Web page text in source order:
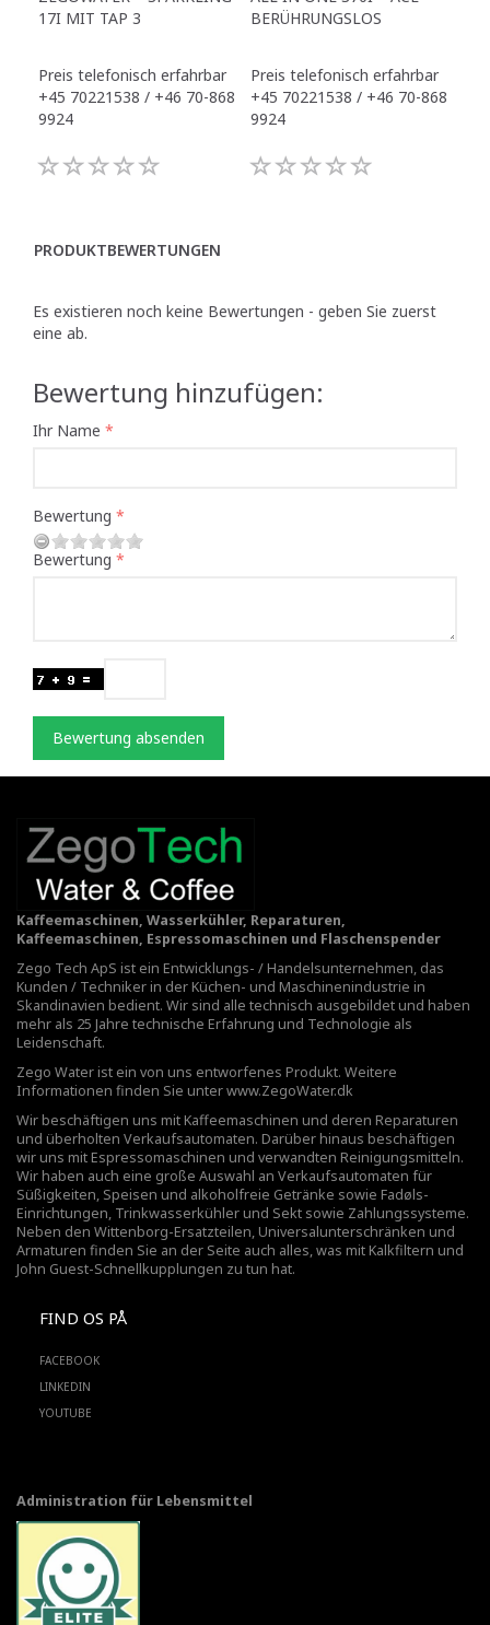
17I MIT TAP 3
Preis telefonisch erfahrbar
+45 70221538 / +46 70-868
9924
BERÜHRUNGSLOS
Preis telefonisch erfahrbar
+45 70221538 / +46 70-868
9924
PRODUKTBEWERTUNGEN
Es existieren noch keine Bewertungen - geben Sie zuerst
eine ab.
Bewertung hinzufügen:
Ihr Name
Bewertung
Bewertung
Bewertung absenden
Kaffeemaschinen, Wasserkühler, Reparaturen,
Kaffeemaschinen, Espressomaschinen und Flaschenspender
Zego Tech ApS ist ein Entwicklungs- / Handelsunternehmen, das
Kunden / Techniker in der Küchen- und Maschinenindustrie in
Skandinavien bedient. Wir sind alle technisch ausgebildet und haben
mehr als 25 Jahre technische Erfahrung und Technologie als
Leidenschaft.
Zego Water ist ein von uns entworfenes Produkt. Weitere
Informationen finden Sie unterwww.ZegoWater.dk
Wir beschäftigen uns mit Kaffeemaschinen und deren Reparaturen
und überholten Verkaufsautomaten. Darüber hinaus beschäftigen
wir uns mit Espressomaschinen und verwandten Reinigungsmitteln.
Wir haben auch eine große Auswahl an Verkaufsautomaten für
Süßigkeiten, Speisen und alkoholfreie Getränke sowie Fadøls-
Einrichtungen, Trinkwasserkühler und Sekt sowie Zahlungssysteme.
Neben den Wittenborg-Ersatzteilen, Universalunterschränken und
Armaturen finden Sie an der Seite auch alles, was mit Kalkfiltern und
John Guest-Schnellkupplungen zu tun hat.
FIND OS PÅ
FACEBOOK
LINKEDIN
YOUTUBE
Administration für Lebensmittel